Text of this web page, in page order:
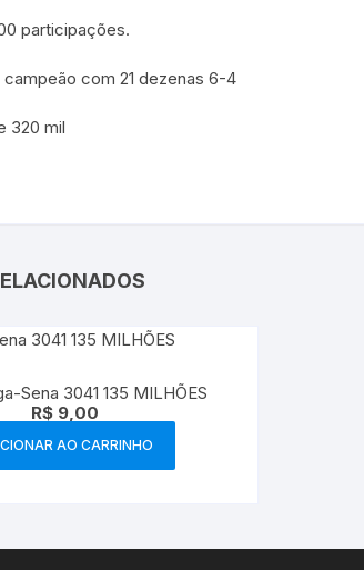
participações.
campeão com 21 dezenas 6-4
320 mil
Sena 3041 135 MILHÕES
R$9,00
AO CARRINHO